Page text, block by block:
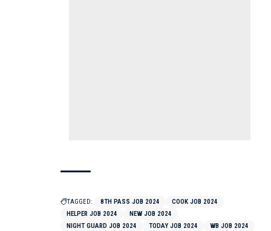
TAGGED: 8TH PASS JOB 2024
COOK JOB 2024
HELPER JOB 2024
NEW JOB 2024
NIGHT GUARD JOB 2024
TODAY JOB 2024
WB JOB 2024